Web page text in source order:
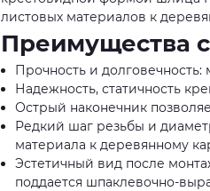
листовых материалов к
Преимущества
Прочность и долговечность:
Надежность, статичность
Острый наконечник
Редкий шаг резьбы и
материала к деревянному
Эстетичный вид после
поддается шпаклевочно-